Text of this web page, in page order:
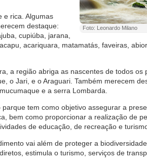
Foto: Leonardo Milano
e rica. Algumas
destaque:
cupiúba, jarana,
acariquara, matamatás, faveiras,
a região abriga as nascentes de todos os
o Jari, e o Araguari. Também merecem
e a serra Lombarda.
parque tem como objetivo assegurar a
bem como proporcionar a realização de
de educação, de recreação e
vai além de proteger a
estimula o turismo, serviços de